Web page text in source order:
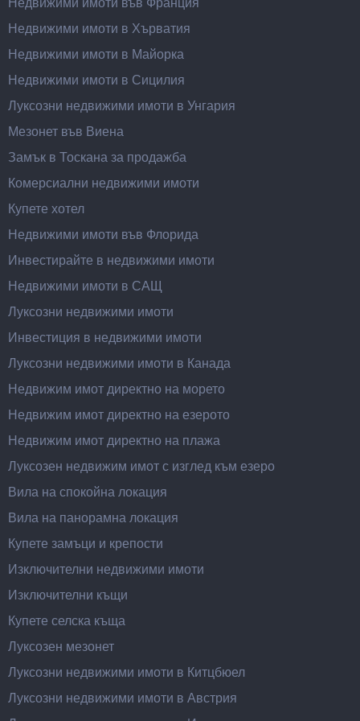
Недвижими имоти в Хърватия
Недвижими имоти в Майорка
Недвижими имоти в Сицилия
Луксозни недвижими имоти в Унгария
Мезонет във Виена
Замък в Тоскана за продажба
Комерсиални недвижими имоти
Купете хотел
Недвижими имоти във Флорида
Инвестирайте в недвижими имоти
Недвижими имоти в САЩ
Луксозни недвижими имоти
Инвестиция в недвижими имоти
Луксозни недвижими имоти в Канада
Недвижим имот директно на морето
Недвижим имот директно на езерото
Недвижим имот директно на плажа
Луксозен недвижим имот с изглед към езеро
Вила на спокойна локация
Вила на панорамна локация
Купете замъци и крепости
Изключителни недвижими имоти
Изключителни къщи
Купете селска къща
Луксозен мезонет
Луксозни недвижими имоти в Китцбюел
Луксозни недвижими имоти в Австрия